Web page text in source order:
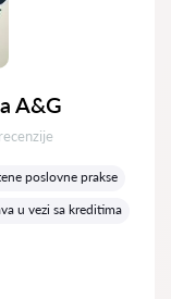
A&G
poslovne prakse
u vezi sa kreditima